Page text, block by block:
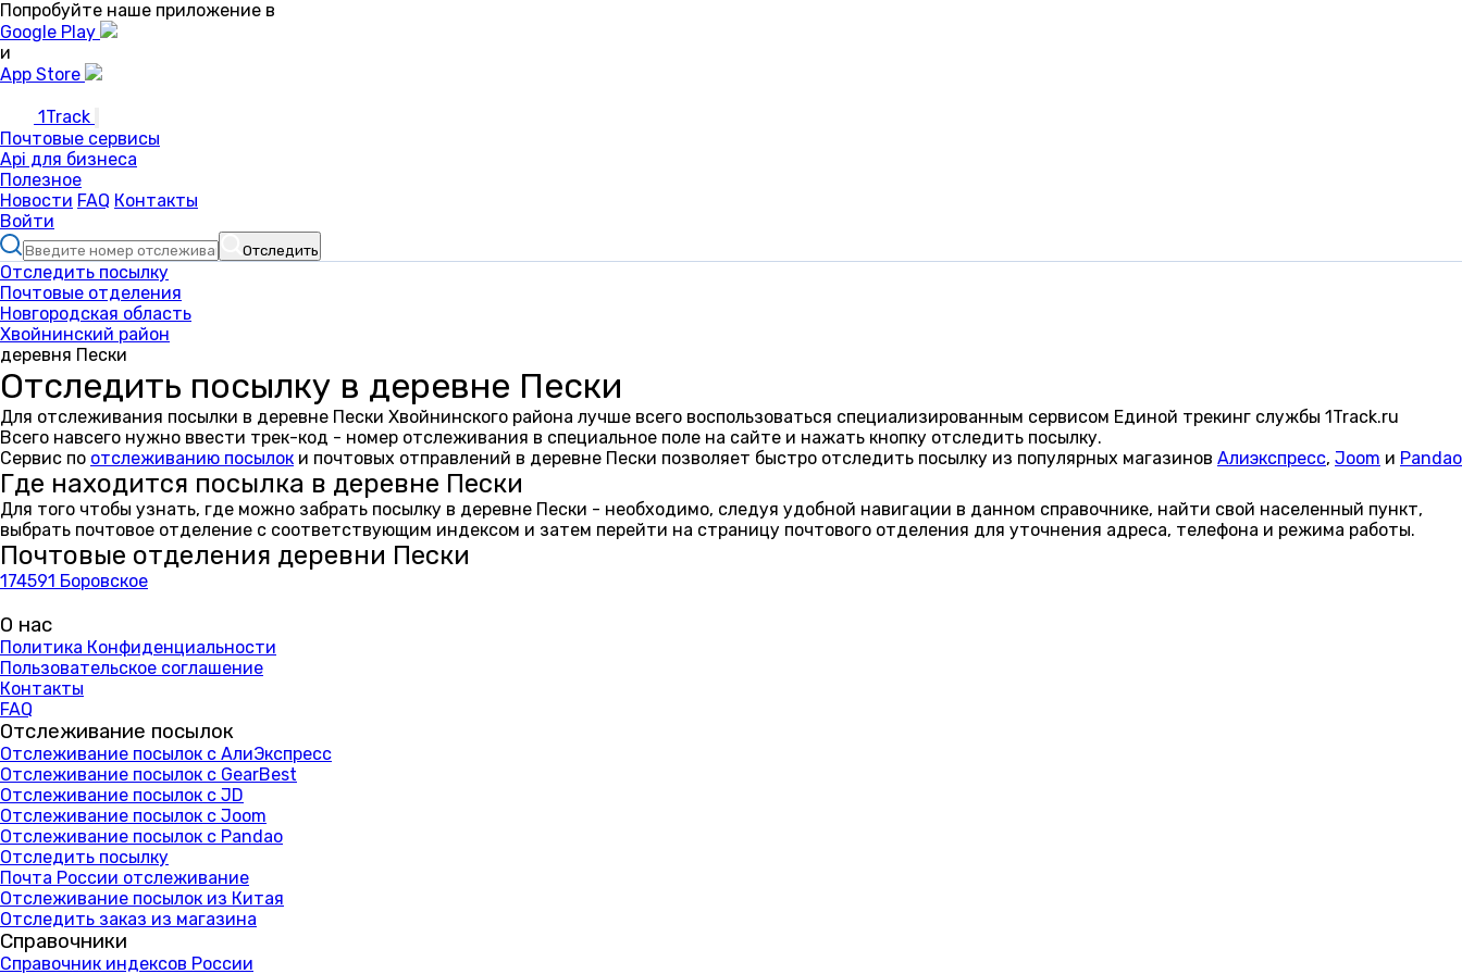
Попробуйте наше приложение в
Google Play
и
App Store
1Track
Почтовые сервисы
Api для бизнеса
Полезное
Новости FAQ Контакты
Войти
Отследить
Отследить посылку
Почтовые отделения
Новгородская область
Хвойнинский район
деревня Пески
Отследить посылку в деревне Пески
Для отслеживания посылки в деревне Пески Хвойнинского района лучше всего воспользоваться специализированным сервисом Единой трекинг службы 1Track.ru
Всего навсего нужно ввести трек-код - номер отслеживания в специальное поле на сайте и нажать кнопку отследить посылку.
Сервис по отслеживанию посылок и почтовых отправлений в деревне Пески позволяет быстро отследить посылку из популярных магазинов Алиэкспресс, Joom и Pandao
Где находится посылка в деревне Пески
Для того чтобы узнать, где можно забрать посылку в деревне Пески - необходимо, следуя удобной навигации в данном справочнике, найти свой населенный пункт,
выбрать почтовое отделение с соответствующим индексом и затем перейти на страницу почтового отделения для уточнения адреса, телефона и режима работы.
Почтовые отделения деревни Пески
174591 Боровское
О нас
Политика Конфиденциальности
Пользовательское соглашение
Контакты
FAQ
Отслеживание посылок
Отслеживание посылок с АлиЭкспресс
Отслеживание посылок с GearBest
Отслеживание посылок с JD
Отслеживание посылок с Joom
Отслеживание посылок с Pandao
Отследить посылку
Почта России отслеживание
Отслеживание посылок из Китая
Отследить заказ из магазина
Справочники
Справочник индексов России